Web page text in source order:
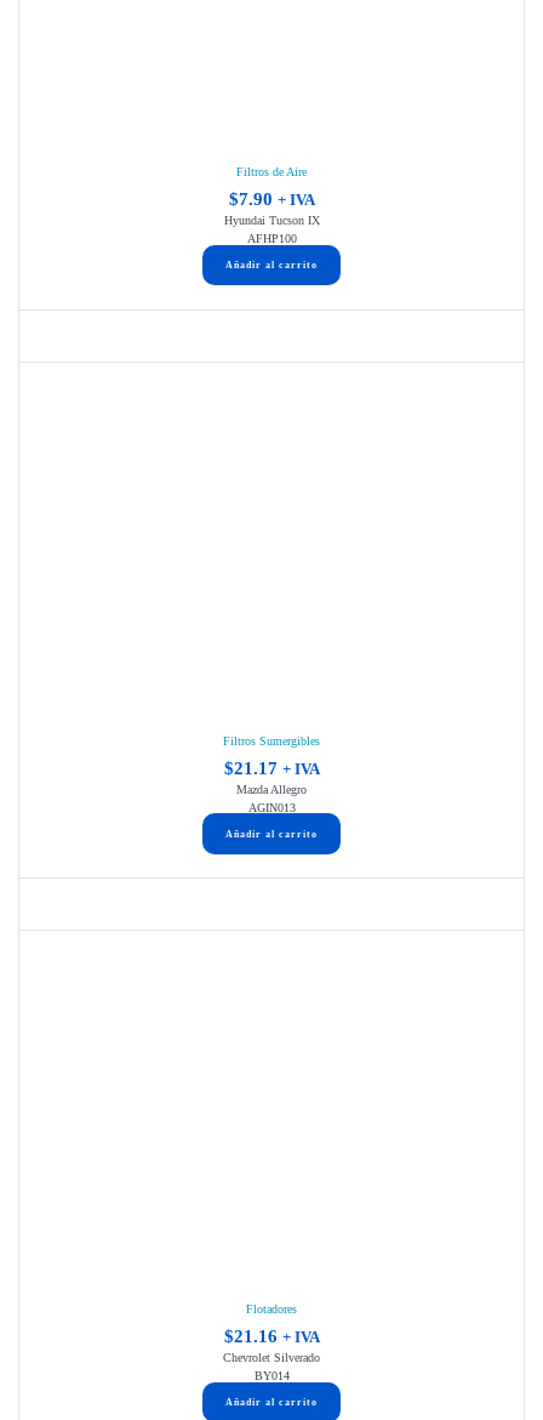
Filtros de Aire
$7.90 + IVA
Hyundai Tucson IX
AFHP100
Añadir al carrito
Filtros Sumergibles
$21.17 + IVA
Mazda Allegro
AGIN013
Añadir al carrito
Flotadores
$21.16 + IVA
Chevrolet Silverado
BY014
Añadir al carrito